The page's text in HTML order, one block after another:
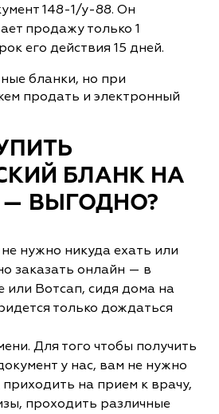
148-1/у-88. Он
продажу только 1
его действия 15 дней.
бланки, но при
продать и электронный
БЛАНК НА
— ВЫГОДНО?
нужно никуда ехать или
заказать онлайн — в
или Вотсап, сидя дома на
только дождаться
Для того чтобы получить
у нас, вам не нужно
приходить на прием к врачу,
проходить различные